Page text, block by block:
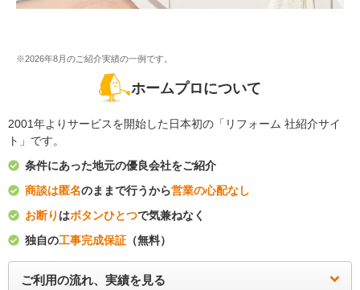
※2026年8月のご紹介実績の一例です。
ホームプロについて
2001年よりサービスを開始した日本初の「リフォーム 社紹介サイ
ト」です。
条件にあった地元の優良会社をご紹介
商談は匿名のままで行うから営業の心配なし
お断り はボタンひとつで気兼ねなく
独自の工事完成保証 （無料）
ご利用の流れ、実績を見る